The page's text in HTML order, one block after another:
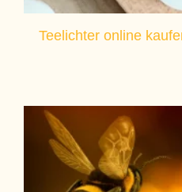
Teelichter online